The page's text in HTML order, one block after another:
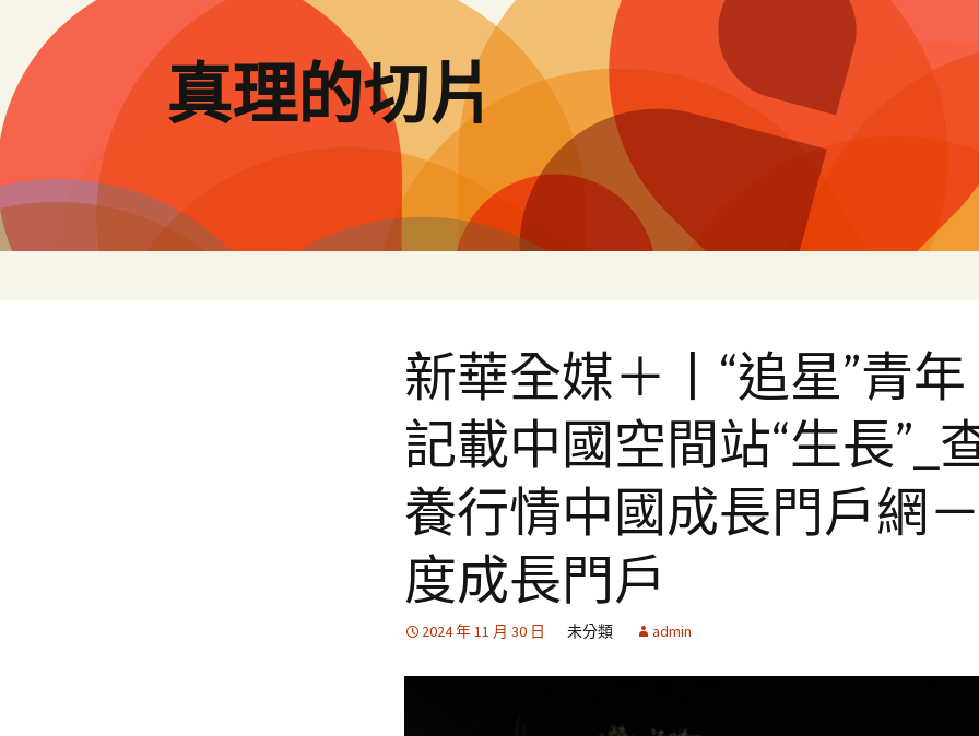
要
內
容
真理的切片
新華全媒＋丨“追星”青
記載中國空間站“生長”_
養行情中國成長門戶網
度成長門戶
2024 年 11 月 30 日 未分類 admin